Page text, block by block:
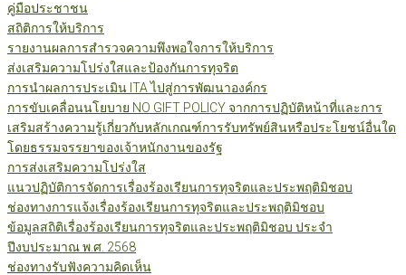
คู่มือประชาชน
สถิติการให้บริการ
รายงานผลการสำรวจความพึงพอใจการให้บริการ
ส่งเสริมความโปร่งใสและป้องกันการทุจริต
การนำผลการประเมิน ITA ไปสู่การพัฒนาองค์กร
การขับเคลื่อนนโยบาย NO GIFT POLICY จากการปฏิบัติหน้าที่และการ
เสริมสร้างความรู้เกี่ยวกับหลักเกณฑ์การรับทรัพย์สินหรือประโยชน์อื่นใด
โดยธรรมจรรยาของเจ้าหนักงานของรัฐ
การส่งเสริมความโปร่งใส
แนวปฏิบัติการจัดการเรื่องร้องเรียนการทุจริตและประพฤติมิชอบ
ช่องทางการแจ้งเรื่องร้องเรียนการทุจริตและประพฤติมิชอบ
ข้อมูลสถิติเรื่องร้องเรียนการทุจริตและประพฤติมิชอบ ประจำ
ปีงบประมาณ พ.ศ. 2568
ช่องทางรับฟังความคิดเห็น